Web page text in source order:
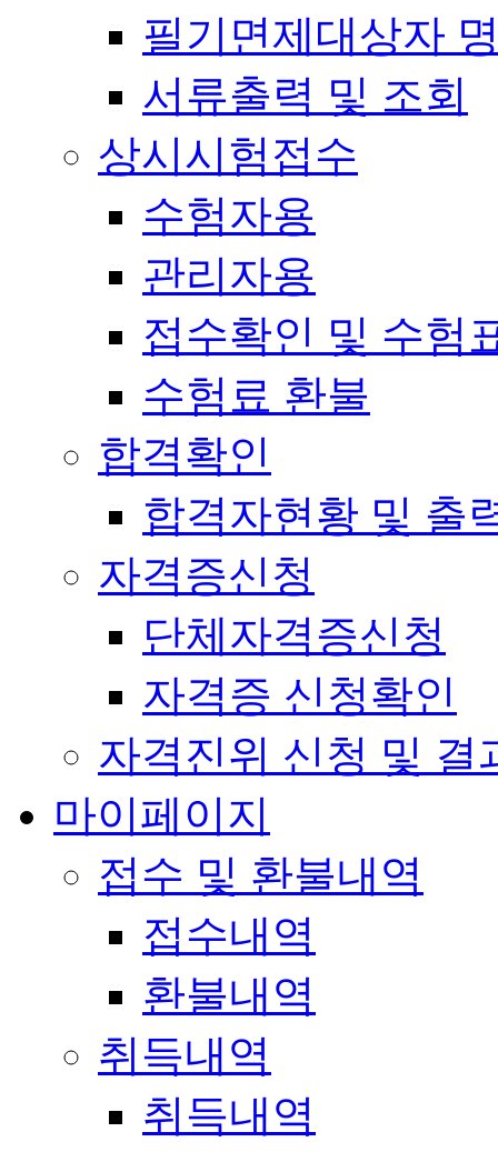
필기면제대상자
서류출력 및 조회
상시시험접수
수험자용
관리자용
접수확인 및 수험
수험료 환불
합격확인
합격자현황 및 출
자격증신청
단체자격증신청
자격증 신청확인
자격진위 신청 및 결
마이페이지
접수 및 환불내역
접수내역
환불내역
취득내역
취득내역